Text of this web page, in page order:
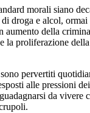
morali siano
di droga e alcol,
aumento della
la proliferazione
pervertiti
alle pressioni
da vivere